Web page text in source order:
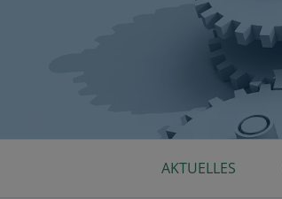
AKTUELLES